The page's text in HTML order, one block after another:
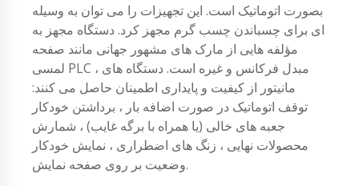
بصورت اتوماتیک است. این تجهیزات را می توان به وسیله
ای برای چسباندن چسب گرم مجهز کرد. دستگاه مجهز به
مؤلفه هایی از مارک های مشهور جهانی مانند صفحه
لمسی PLC ، مبدل فرکانس و غیره است. دستگاه های
مانیتور از کیفیت و پایداری اطمینان حاصل می کنند:
توقف اتوماتیک در صورت اضافه بار ، برداشتن خودکار
جعبه های خالی (یا همراه با برگه غایب) ، شمارش
محصولات نهایی ، زنگ های اضطراری ، نمایش خودکار
وضعیت بر روی صفحه نمایش.